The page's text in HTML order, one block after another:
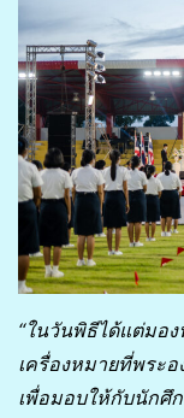
“ในวันพิธีได้แต่มอ
เครื่องหมายที่พระ
เพื่อมอบให้กับนักศึ